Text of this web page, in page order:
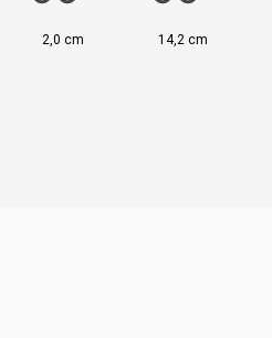
2,0 cm 14,2 cm